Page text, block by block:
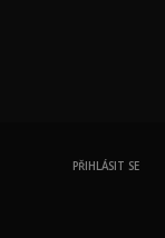
PŘIHLÁSIT SE